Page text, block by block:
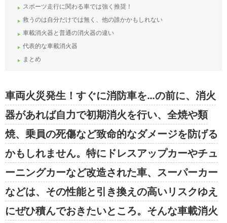
スポーツ走行に関わる車では強く推奨！
救うのは自分だけでは無く、他の誰かかもしれない
車載消火器と普通の消火器の違い
代表的な車載消火器
まとめ
車両火災発生！すぐに消防車を…の前に、消火
器があれば自力で初期消火を行い、全焼や類
焼、乗員の死傷など致命的なダメージを防げる
かもしれません。特にドレスアップカーやチュ
ーニングカーなど改造された車、スーパーカー
などは、その性能と引き換えの高いリスクゆえ
にぜひ積んでおきたいところ。そんな車載消火